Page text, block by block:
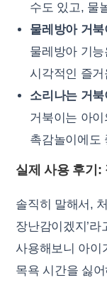
수도 있고, 물
물레방아 거북
물레방아 기
시각적인 즐
소리나는 거북
거북이는 아
촉감놀이에도
실제 사용 후기:
솔직히 말해서,
장난감이겠지’
사용해보니 아이
목욕 시간을 싫